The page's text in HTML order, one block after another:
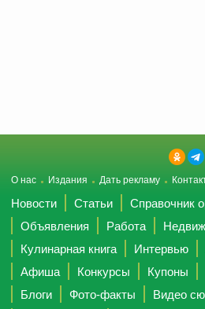
О нас Издания Дать рекламу
Новости Статьи
Справочник
Объявления
Работа
Кулинарная книга
Интервью
Афиша
Конкурсы Купоны
Блоги
Фото-факты Видео